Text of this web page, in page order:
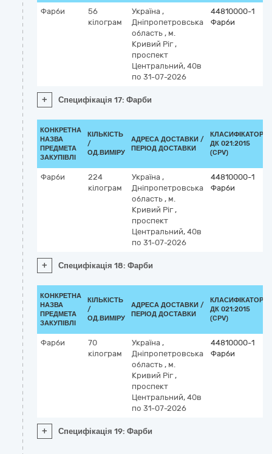
Фарби
56
кілограм
Україна ,
Дніпропетровська
область , м.
Кривий Ріг,
проспект
Центральний, 40в
по 31-07-2026
44810000-1
Фарби
+ Специфікація 17: Фарби
КОНКРЕТНА
НАЗВА
ПРЕДМЕТА
ЗАКУПІВЛІ
КІЛЬКІСТЬ
/
ОД.ВИМІРУ
АДРЕСА ДОСТАВКИ /
ПЕРІОД ДОСТАВКИ
КЛАСИФІКАТОР
ДК 021:2015
(CPV)
Фарби
224
кілограм
Україна ,
Дніпропетровська
область , м.
Кривий Ріг,
проспект
Центральний, 40в
по 31-07-2026
44810000-1
Фарби
+ Специфікація 18: Фарби
КОНКРЕТНА
НАЗВА
ПРЕДМЕТА
ЗАКУПІВЛІ
КІЛЬКІСТЬ
/
ОД.ВИМІРУ
АДРЕСА ДОСТАВКИ /
ПЕРІОД ДОСТАВКИ
КЛАСИФІКАТОР
ДК 021:2015
(CPV)
Фарби
70
кілограм
Україна ,
Дніпропетровська
область , м.
Кривий Ріг,
проспект
Центральний, 40в
по 31-07-2026
44810000-1
Фарби
+ Специфікація 19: Фарби